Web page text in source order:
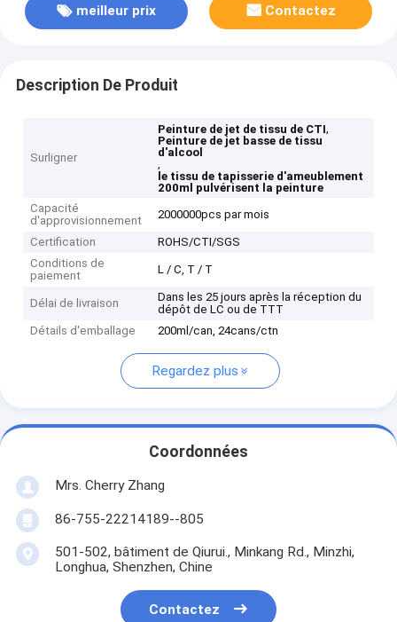
meilleur prix Contactez
Description De Produit
Surligner
Peinture de jet de tissu de CTI,
Peinture de jet basse de tissu
d'alcool
,
le tissu de tapisserie d'ameublement
200ml pulvérisent la peinture
Capacité
d'approvisionnement
2000000pcs par mois
Certification
ROHS/CTI/SGS
Conditions de
paiement
L / C, T / T
Délai de livraison
Dans les 25 jours après la réception du
dépôt de LC ou de TTT
Détails d'emballage
200ml/can, 24cans/ctn
Regardez plus
Coordonnées
Mrs. Cherry Zhang
86-755-22214189--805
501-502, bâtiment de Qiurui., Minkang Rd., Minzhi,
Longhua, Shenzhen, Chine
Contactez